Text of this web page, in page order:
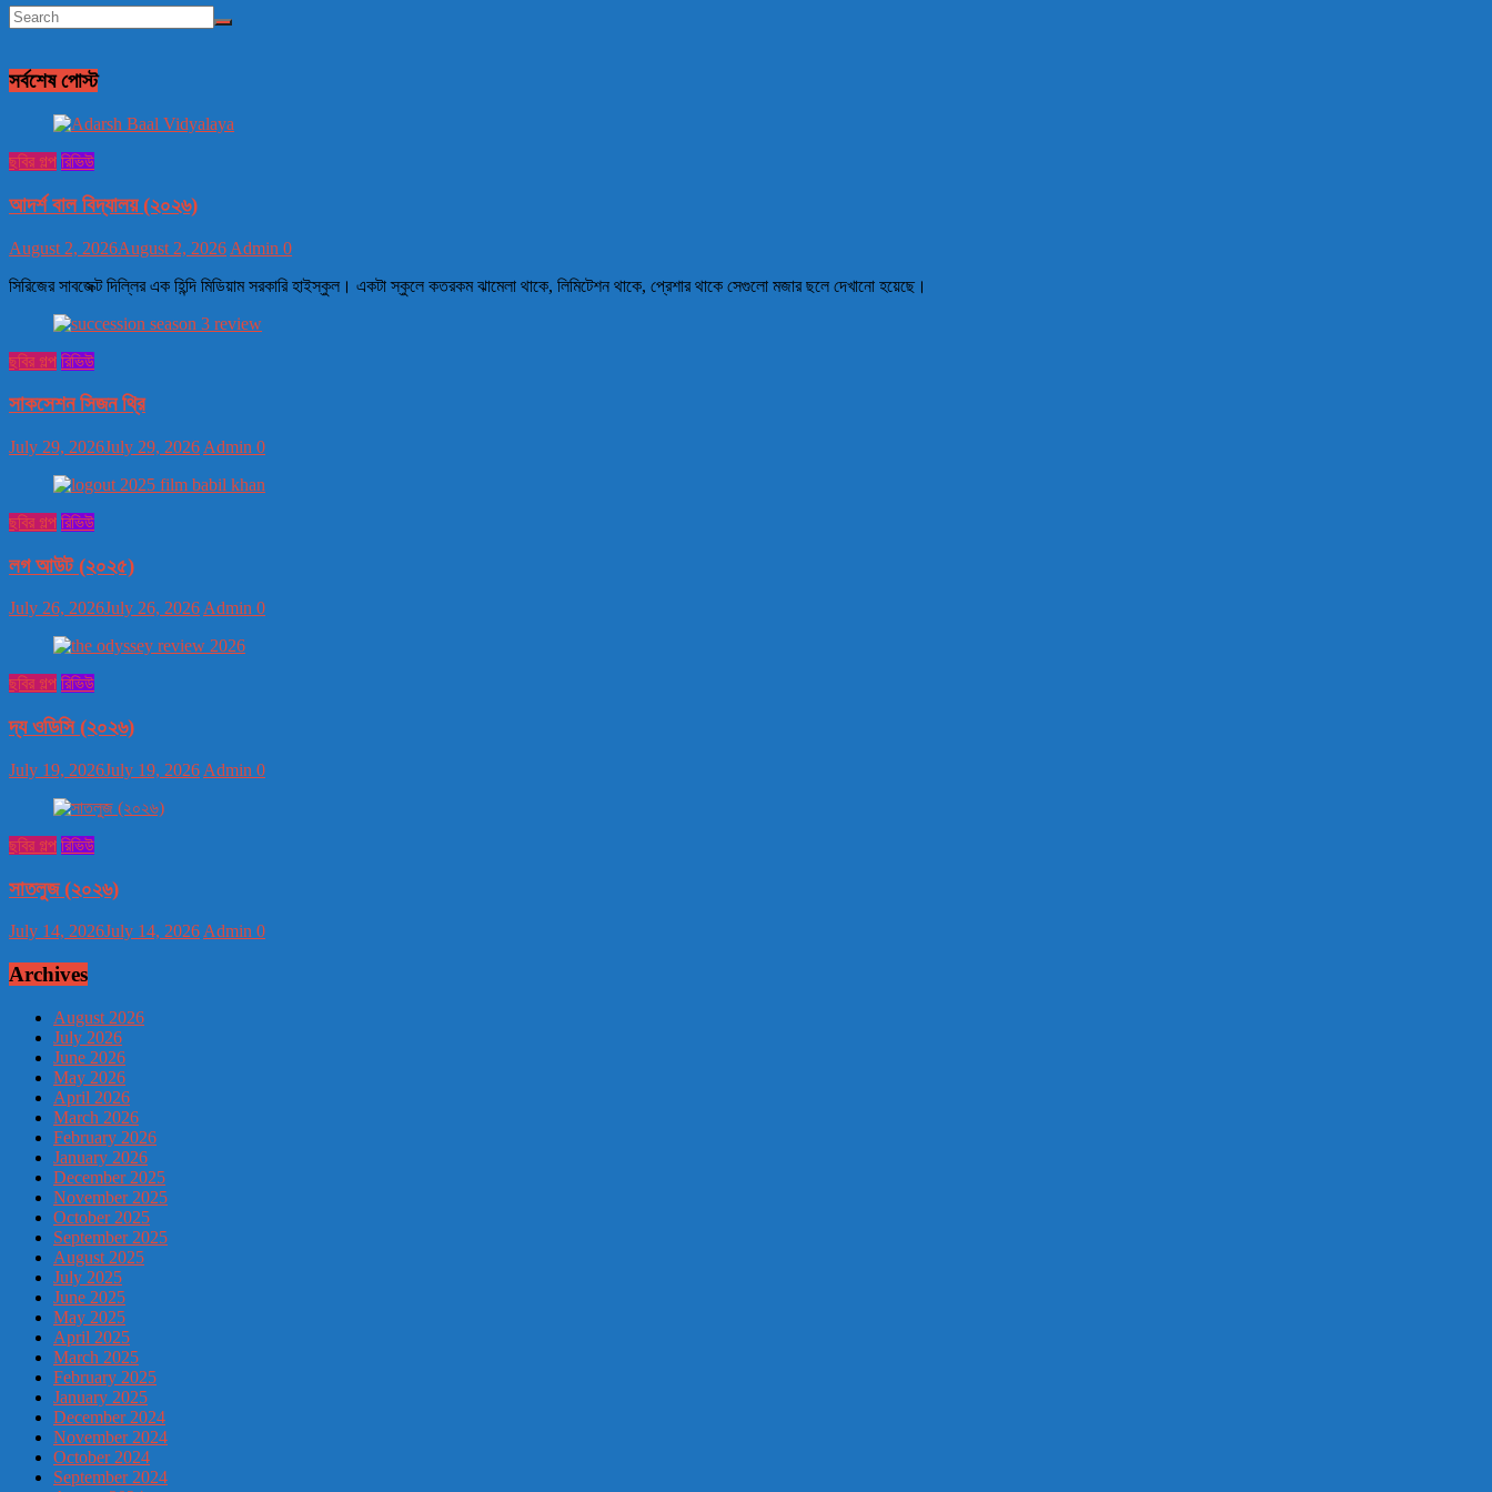
সর্বশেষ পোস্ট
ছবির গল্প রিভিউ
আদর্শ বাল বিদ্যালয় (২০২৬)
August 2, 2026August 2, 2026 Admin 0
সিরিজের সাবজেক্ট দিল্লির এক হিন্দি মিডিয়াম সরকারি হাইস্কুল। একটা স্কুলে কতরকম ঝামেলা থাকে, লিমিটেশন থাকে, প্রেশার থাকে সেগুলো মজার ছলে দেখানো হয়েছে।
ছবির গল্প রিভিউ
সাকসেশন সিজন থ্রি
July 29, 2026July 29, 2026 Admin 0
ছবির গল্প রিভিউ
লগ আউট (২০২৫)
July 26, 2026July 26, 2026Admin 0
ছবির গল্প রিভিউ
দ্য ওডিসি (২০২৬)
July 19, 2026July 19, 2026 Admin 0
ছবির গল্প রিভিউ
সাতলুজ (২০২৬)
July 14, 2026July 14, 2026 Admin 0
Archives
August 2026
July 2026
June 2026
May 2026
April 2026
March 2026
February 2026
January 2026
December 2025
November 2025
October 2025
September 2025
August 2025
July 2025
June 2025
May 2025
April 2025
March 2025
February 2025
January 2025
December 2024
November 2024
October 2024
September 2024